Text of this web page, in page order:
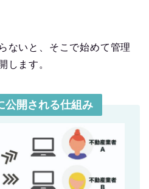
ないと、そこで始めて管理
します。
公開される仕組み